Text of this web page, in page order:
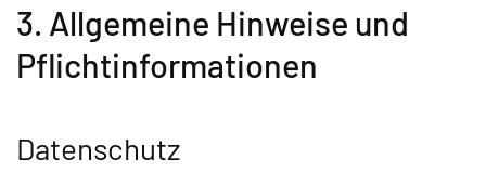
3. Allgemeine Hinweise und
Pflichtinformationen
Datenschutz